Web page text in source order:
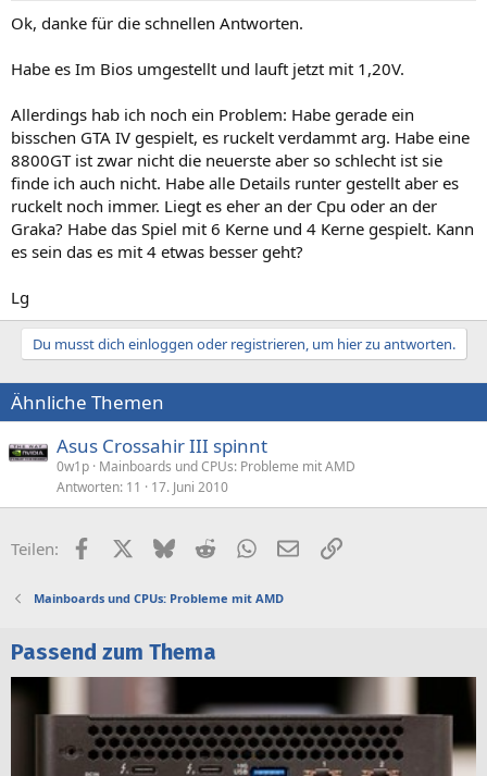
Ok, danke für die schnellen Antworten.
Habe es Im Bios umgestellt und lauft jetzt mit 1,20V.
Allerdings hab ich noch ein Problem: Habe gerade ein
bisschen GTA IV gespielt, es ruckelt verdammt arg. Habe eine
8800GT ist zwar nicht die neuerste aber so schlecht ist sie
finde ich auch nicht. Habe alle Details runter gestellt aber es
ruckelt noch immer. Liegt es eher an der Cpu oder an der
Graka? Habe das Spiel mit 6 Kerne und 4 Kerne gespielt. Kann
es sein das es mit 4 etwas besser geht?
Lg
Du musst dich einloggen oder registrieren, um hier zu antworten.
Ähnliche Themen
Asus Crossahir III spinnt
0w1p Mainboards und CPUs: Probleme mit AMD
Antworten 11 17. Juni 2010
Teilen: FacebookX (Twitter)
BlueskyRedditWhatsApp
E-MailLink
Mainboards und CPUs: Probleme mit AMD
Passend zum Thema